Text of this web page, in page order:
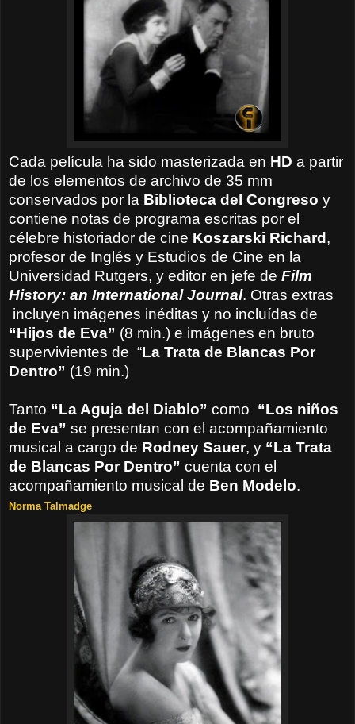
Cada película ha sido masterizada en HD a partir
de los elementos de archivo de 35 mm
conservados por la Biblioteca del Congreso y
contiene notas de programa escritas por el
célebre historiador de cine Koszarski Richard,
profesor de Inglés y Estudios de Cine en la
Universidad Rutgers, y editor en jefe de Film
History: an International Journal. Otras extras
incluyen imágenes inéditas y no incluídas de
“Hijos de Eva” (8 min.) e imágenes en bruto
supervivientes de “La Trata de Blancas Por
Dentro” (19 min.)
Tanto “La Aguja del Diablo” como “Los niños
de Eva” se presentan con el acompañamiento
musical a cargo de Rodney Sauer, y “La Trata
de Blancas Por Dentro” cuenta con el
acompañamiento musical de Ben Modelo.
Norma Talmadge